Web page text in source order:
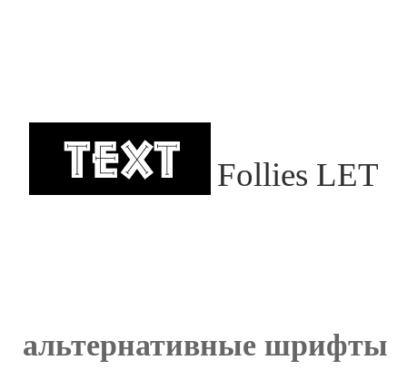
Follies LET
альтернативные шрифты